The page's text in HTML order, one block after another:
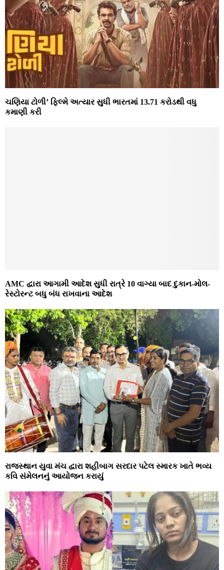
ચણિયા ટોળી’ ફિલ્મે અત્યાર સુધી ભારતમાં 13.71 કરોડથી વધુ
કમાણી કરી
AMC દ્વારા આગામી આદેશ સુધી રાત્રે 10 વાગ્યા બાદ દુકાન-મોલ-
રેસ્ટોરન્ટ બધુ બંધ રાખવાના આદેશ
રાજસ્થાન યુવા મંચ દ્વારા શહીબાગ સરદાર પટેલ સ્મારક ખાતે ભવ્ય
કવિ સંમેલનનું આયોજન કરાયું